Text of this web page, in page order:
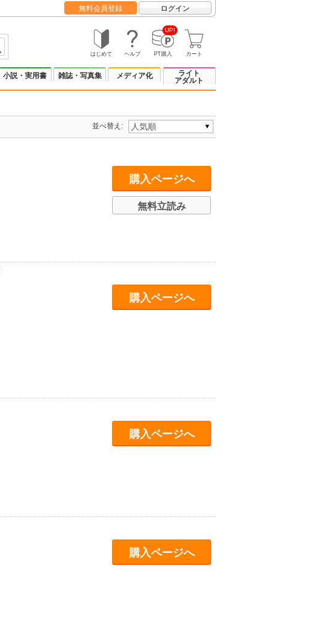
無料会員登録 ログイン
はじめて ヘルプ
UP!
PT購入 カート
小説・実用書 雑誌・写真集 メディア化
ライト
アダルト
並べ替え:
購入ページへ
無料立読み
購入ページへ
購入ページへ
購入ページへ